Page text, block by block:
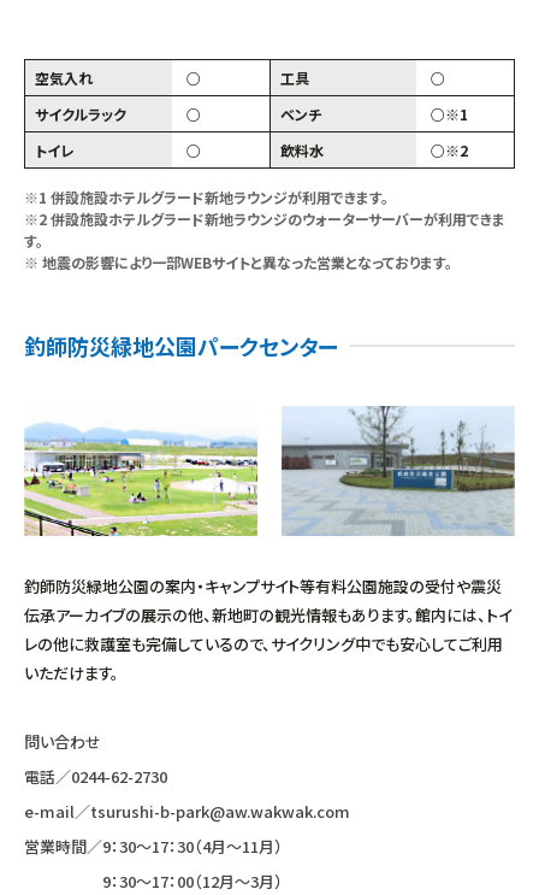
空気入れ ○ 工具
○
サイクルラック
○ ベンチ
○※1
トイレ
○ 飲料水 ○※2
※1 併設施設ホテルグラード新地ラウンジが利用できます。
※2 併設施設ホテルグラード新地ラウンジのウォーターサーバーが利用できま
す。
※ 地震の影響により一部WEBサイトと異なった営業となっております。
釣師防災緑地公園パークセンター
釣師防災緑地公園の案内・キャンプサイト等有料公園施設の受付や震災
伝承アーカイブの展示の他、新地町の観光情報もあります。館内には、トイ
レの他に救護室も完備しているので、サイクリング中でも安心してご利用
いただけます。
問い合わせ
電話／0244-62-2730
e-mail／tsurushi-b-park@aw.wakwak.com
営業時間／9：30〜17：30（4月〜11月）
9：30〜17：00（12月〜3月）